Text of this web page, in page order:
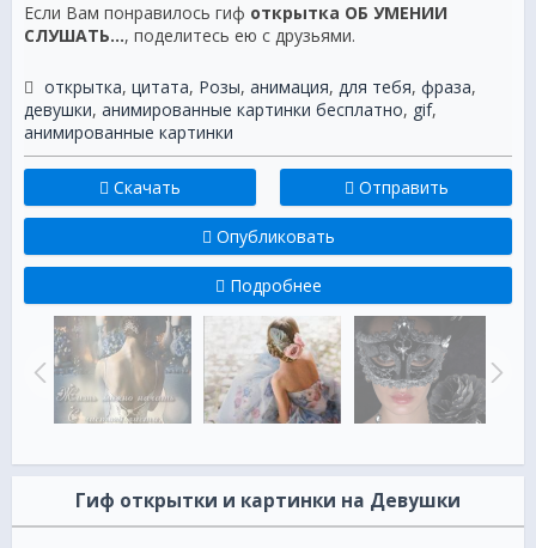
Если Вам понравилось гиф открытка ОБ УМЕНИИ
СЛУШАТЬ..., поделитесь ею с друзьями.
открытка, цитата, Розы, анимация, для тебя, фраза,
девушки, анимированные картинки бесплатно, gif,
анимированные картинки
Скачать Отправить
Опубликовать
Подробнее
Гиф открытки и картинки на Девушки